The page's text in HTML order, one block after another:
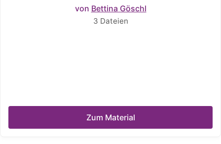
von Bettina Göschl
3 Dateien
Zum Material